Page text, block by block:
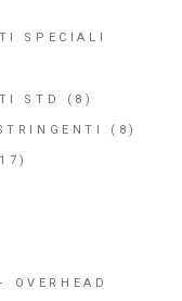
SPECIALI
STD (8)
(8)